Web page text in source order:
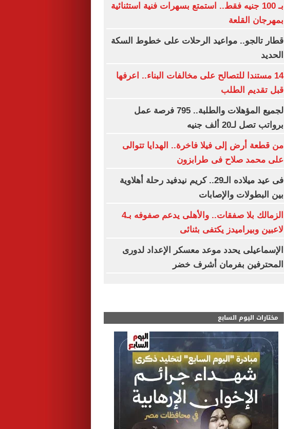
بـ 100 جنيه فقط.. استمتع بسهرات فنية استثنائية
بمهرجان القلعة
قطار تالجو.. مواعيد الرحلات على خطوط السكة
الحديد
14 مستندا للتصالح على مخالفات البناء.. اعرفها
قبل تقديم الطلب
لجميع المؤهلات والطلبة.. 795 فرصة عمل
برواتب تصل لـ20 ألف جنيه
من قطعة أرض إلى فيلا فاخرة.. الهدايا تتوالى
على محمد صلاح فى طرابزون
فى عيد ميلاده الـ29.. كريم نيدفيد رحلة أهلاوية
بين البطولات والإصابات
الزمالك بلا صفقات.. والأهلى يدعم صفوفه بـ4
لاعبين وبيراميدز يكتفى بثنائى
الإسماعيلى يحدد موعد معسكر الإعداد لدورى
المحترفين بفرمان أشرف خضر
مختارات اليوم السابع